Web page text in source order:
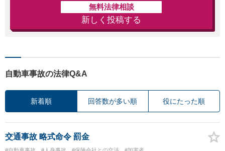
無料法律相談
新しく投稿する
自動車事故の法律Q&A
新着順 回答数が多い順 役にたった順
交通事故 略式命令 罰金
#自動車事故 #人身事故 #保険会社との交渉 #加害者